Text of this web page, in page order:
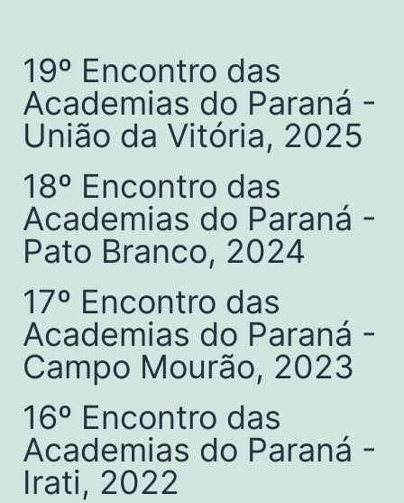
19º Encontro das
Academias do Paraná -
União da Vitória, 2025
18º Encontro das
Academias do Paraná -
Pato Branco, 2024
17º Encontro das
Academias do Paraná -
Campo Mourão, 2023
16º Encontro das
Academias do Paraná -
Irati, 2022